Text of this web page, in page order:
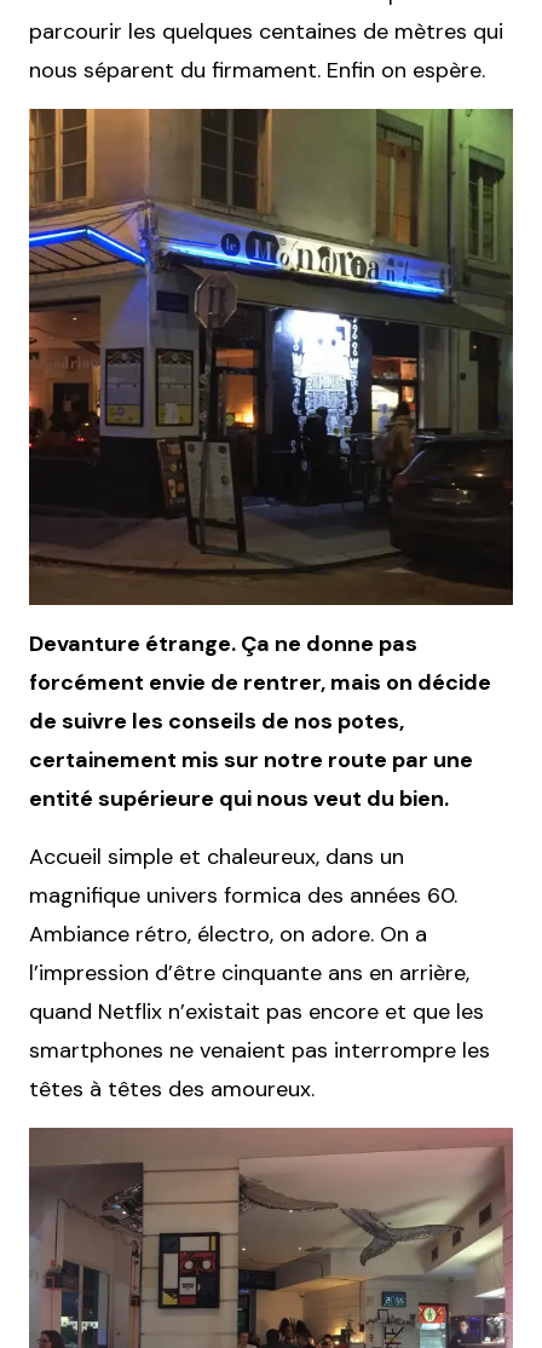
parcourir les quelques centaines de mètres qui
nous séparent du firmament. Enfin on espère.
Devanture étrange. Ça ne donne pas
forcément envie de rentrer, mais on décide
de suivre les conseils de nos potes,
certainement mis sur notre route par une
entité supérieure qui nous veut du bien.
Accueil simple et chaleureux, dans un
magnifique univers formica des années 60.
Ambiance rétro, électro, on adore. On a
l’impression d’être cinquante ans en arrière,
quand Netflix n’existait pas encore et que les
smartphones ne venaient pas interrompre les
têtes à têtes des amoureux.